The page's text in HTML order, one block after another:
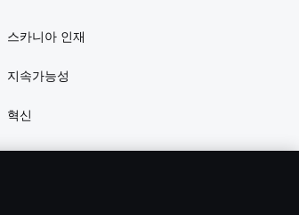
스카니아 인재
지속가능성
혁신